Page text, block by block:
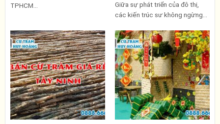
TPHCM...
Giữa sự phát triển của đô thị,
các kiến trúc sư không ngừng...